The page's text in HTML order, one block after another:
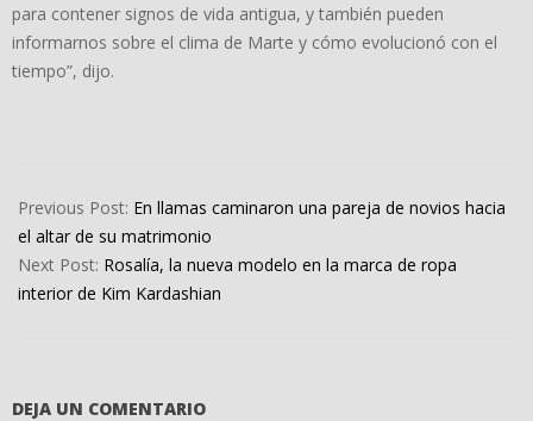
para contener signos de vida antigua, y también pueden
informarnos sobre el clima de Marte y cómo evolucionó con el
tiempo”, dijo.
05-
18
Previous Post: En llamas caminaron una pareja de novios hacia
el altar de su matrimonio
Next Post: Rosalía, la nueva modelo en la marca de ropa
interior de Kim Kardashian
DEJA UN COMENTARIO